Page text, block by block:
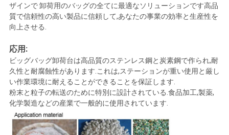
ザインで 卸荷用のバッグの全てに最適なソリューションです高品
質で信頼性の高い製品に信頼して,あなたの事業の効率と生産性を
向上させる.
応用:
ビッグバッグ卸荷台は高品質のステンレス鋼と炭素鋼で作られ,耐
久性と耐腐蝕性があります.これは,ステーションが重い使用と厳し
い作業環境に耐えることができることを保証します.
粉末と粒子の転送のために特別に設計されている.食品加工,製薬,
化学製造などの産業で一般的に使用されています.